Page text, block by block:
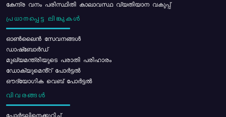
കേന്ദ്ര വനം പരിസ്ഥിതി കാലാവസ്ഥ വ്യതിയാന വകുപ്പ്
പ്രധാനപ്പെട്ട ലിങ്കുകൾ
ഓൺലൈൻ സേവനങ്ങൾ
ഡാഷ്ബോർഡ്
മുഖ്യമന്ത്രിയുടെ പരാതി പരിഹാരം
ഡോക്യുമെൻ്റ് പോർട്ടൽ
ഔദ്യോഗിക വെബ് പോർട്ടൽ
വിവരങ്ങൾ
പോര്‍ട്ടലിനെക്കുറിച്ച്